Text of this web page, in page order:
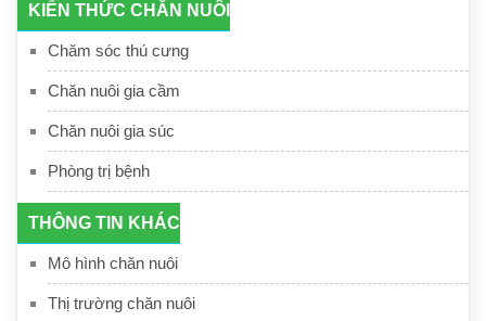
KIẾN THỨC CHĂN NUÔI
Chăm sóc thú cưng
Chăn nuôi gia cầm
Chăn nuôi gia súc
Phòng trị bệnh
THÔNG TIN KHÁC
Mô hình chăn nuôi
Thị trường chăn nuôi